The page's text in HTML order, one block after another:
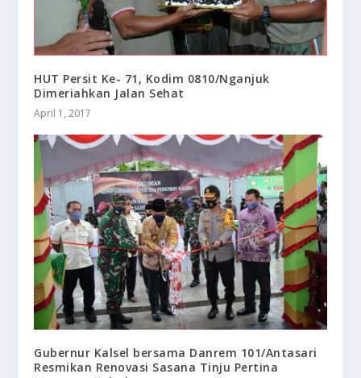
HUT Persit Ke- 71, Kodim 0810/Nganjuk
Dimeriahkan Jalan Sehat
April 1, 2017
Gubernur Kalsel bersama Danrem 101/Antasari
Resmikan Renovasi Sasana Tinju Pertina